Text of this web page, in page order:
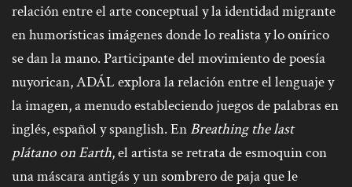
relación entre el arte conceptual y la identidad migrante
en humorísticas imágenes donde lo realista y lo onírico
se dan la mano. Participante del movimiento de poesía
nuyorican, ADÁL explora la relación entre el lenguaje y
la imagen, a menudo estableciendo juegos de palabras en
inglés, español y spanglish. EnBreathing the last
plátano on Earth, el artista se retrata de esmoquin con
una máscara antigás y un sombrero de paja que le